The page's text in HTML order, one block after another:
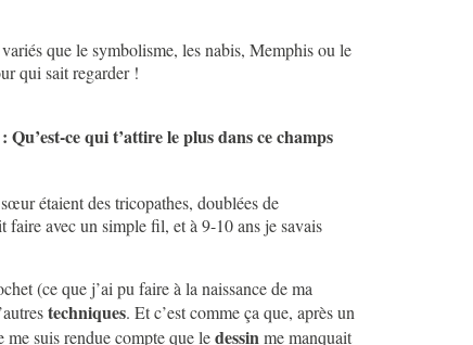
que le symbolisme, les nabis, Memphis ou le
qui sait regarder !
ce qui t’attire le plus dans ce champs
étaient des tricopathes, doublées de
faire avec un simple fil, et à 9-10 ans je savais
(ce que j’ai pu faire à la naissance de ma
techniques. Et c’est comme ça que, après un
suis rendue compte que ledessinme manquait